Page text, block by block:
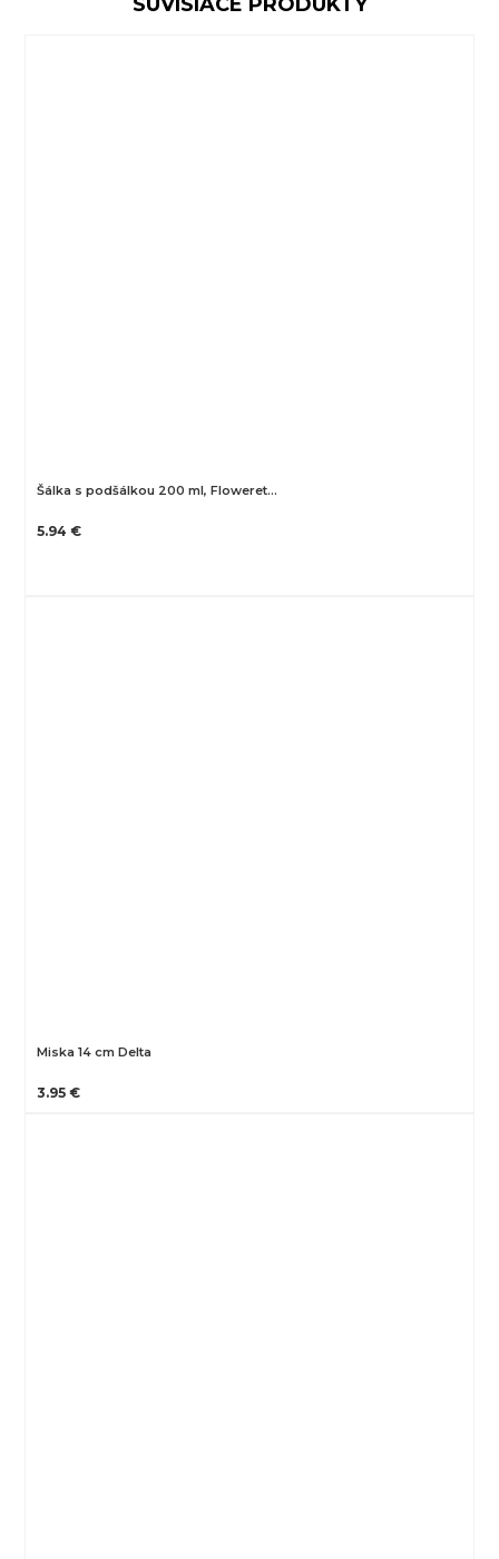
Šálka s podšálkou 200 ml, Floweret…
5.94 €
Miska 14 cm Delta
3.95 €